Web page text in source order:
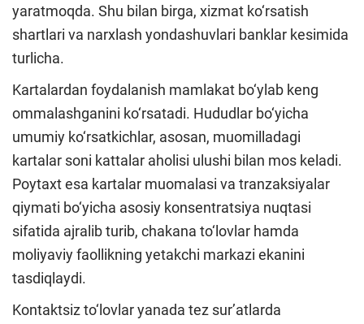
yaratmoqda. Shu bilan birga, xizmat ko‘rsatish
shartlari va narxlash yondashuvlari banklar kesimida
turlicha.
Kartalardan foydalanish mamlakat bo‘ylab keng
ommalashganini ko‘rsatadi. Hududlar bo‘yicha
umumiy ko‘rsatkichlar, asosan, muomilladagi
kartalar soni kattalar aholisi ulushi bilan mos keladi.
Poytaxt esa kartalar muomalasi va tranzaksiyalar
qiymati bo‘yicha asosiy konsentratsiya nuqtasi
sifatida ajralib turib, chakana to‘lovlar hamda
moliyaviy faollikning yetakchi markazi ekanini
tasdiqlaydi.
Kontaktsiz to‘lovlar yanada tez sur’atlarda